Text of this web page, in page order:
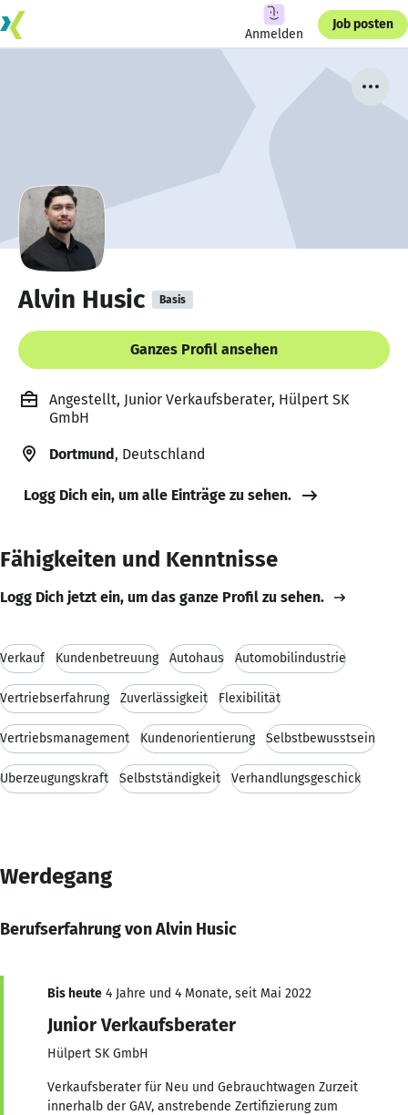
Anmelden
Job posten
Alvin Husic Basis
Ganzes Profil ansehen
Angestellt, Junior Verkaufsberater, Hülpert SK
GmbH
Dortmund, Deutschland
Logg Dich ein, um alle Einträge zu sehen.
Fähigkeiten und Kenntnisse
Logg Dich jetzt ein, um das ganze Profil zu sehen.
Verkauf Kundenbetreuung Autohaus Automobilindustrie
Vertriebserfahrung Zuverlässigkeit Flexibilität
Vertriebsmanagement Kundenorientierung Selbstbewusstsein
Überzeugungskraft Selbstständigkeit Verhandlungsgeschick
Werdegang
Berufserfahrung von Alvin Husic
Bis heute 4 Jahre und 4 Monate, seit Mai 2022
Junior Verkaufsberater
Hülpert SK GmbH
Verkaufsberater für Neu und Gebrauchtwagen Zurzeit
innerhalb der GAV, anstrebende Zertifizierung zum